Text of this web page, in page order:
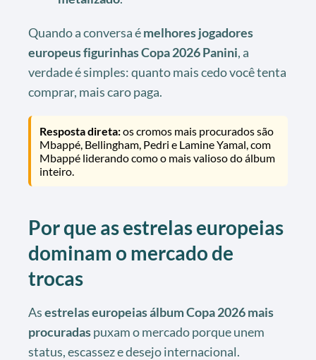
Quando a conversa émelhores jogadores
europeus figurinhas Copa 2026 Panini, a
verdade é simples: quanto mais cedo você tenta
comprar, mais caro paga.
Resposta direta:os cromos mais procurados são
Mbappé, Bellingham, Pedri e Lamine Yamal, com
Mbappé liderando como o mais valioso do álbum
inteiro.
Por que as estrelas europeias
dominam o mercado de
trocas
Asestrelas europeias álbum Copa 2026 mais
procuradaspuxam o mercado porque unem
status, escassez e desejo internacional.